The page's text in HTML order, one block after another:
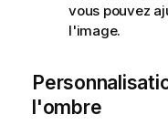
vous pouvez
l'image.
l'ombre